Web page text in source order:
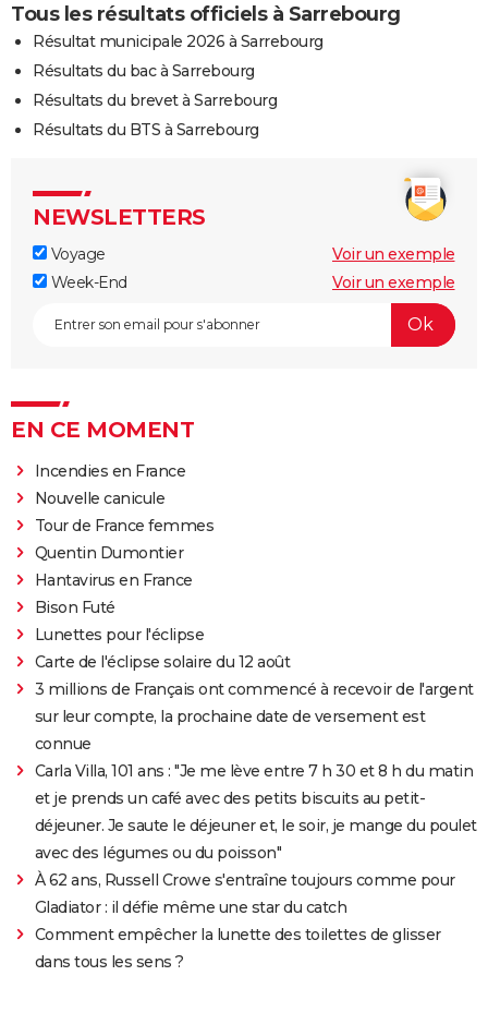
Tous les résultats officiels à Sarrebourg
Résultat municipale 2026 à Sarrebourg
Résultats du bac à Sarrebourg
Résultats du brevet à Sarrebourg
Résultats du BTS à Sarrebourg
NEWSLETTERS
Voyage
Voir un exemple
Week-End
Voir un exemple
EN CE MOMENT
Incendies en France
Nouvelle canicule
Tour de France femmes
Quentin Dumontier
Hantavirus en France
Bison Futé
Lunettes pour l'éclipse
Carte de l'éclipse solaire du 12 août
3 millions de Français ont commencé à recevoir de l'argent
sur leur compte, la prochaine date de versement est
connue
Carla Villa, 101 ans : "Je me lève entre 7 h 30 et 8 h du matin
et je prends un café avec des petits biscuits au petit-
déjeuner. Je saute le déjeuner et, le soir, je mange du poulet
avec des légumes ou du poisson"
À 62 ans, Russell Crowe s'entraîne toujours comme pour
Gladiator : il défie même une star du catch
Comment empêcher la lunette des toilettes de glisser
dans tous les sens ?